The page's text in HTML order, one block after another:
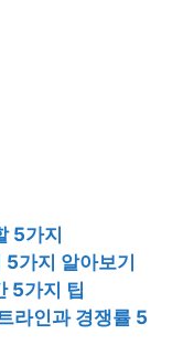
5가지
가지 알아보기
5가지 팁
라인과 경쟁률 5